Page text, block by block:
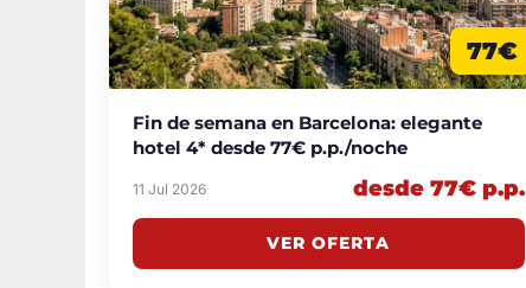
77€
Fin de semana en Barcelona: elegante
hotel 4* desde 77€ p.p./noche
11 Jul 2026 desde 77€ p.p.
VER OFERTA